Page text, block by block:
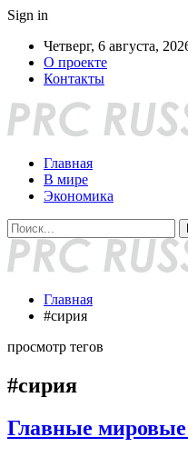
Sign in
Четверг, 6 августа,
О проекте
Контакты
Главная
В мире
Экономика
Главная
#сирия
просмотр тегов
#сирия
Главные